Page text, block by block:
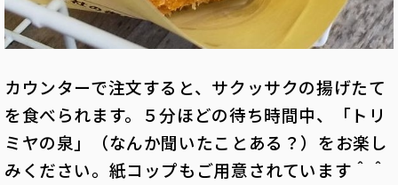
カウンターで注文すると、サクッサクの揚げたて
を食べられます。５分ほどの待ち時間中、「トリ
ミヤの泉」（なんか聞いたことある？）をお楽し
みください。紙コップもご用意されています＾＾